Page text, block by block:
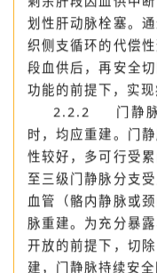
肝门板，则必须重
累肝动脉，且该动
剩余肝段因血供中
划性肝动脉栓塞。
织侧支循环的代偿
段血供后，再安全
功能的前提下，实
2.2.2 门静脉
时，均应重建。门
性较好，多可行受
至三级门静脉分支
血管（骼内静脉或